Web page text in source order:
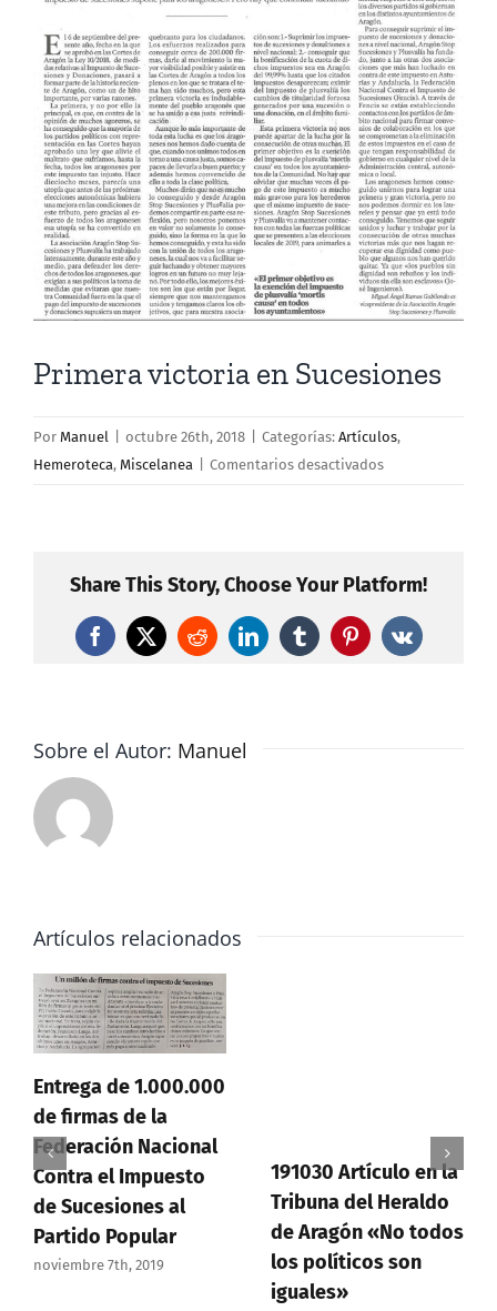
más
grande
Primera victoria en Sucesiones
Por Manuel octubre 26th, 2018 Categorías: Artículos,
Hemeroteca, Miscelanea Comentarios desactivadosen
Sucesiones
Share This Story, Choose Your Platform!
Facebook
X RedditLinkedInTumblrPinterest
Vk
Sobre el Autor: Manuel
Artículos relacionados
Entrega de 1.000.000
de firmas de la
Federación Nacional
Contra el Impuesto
de Sucesiones al
Partido Popular
noviembre 7th, 2019
191030 Artículo en la
Tribuna del Heraldo
de Aragón «No todos
los políticos son
iguales»